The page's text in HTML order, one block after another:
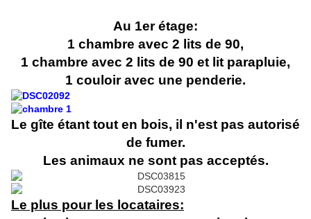
Au 1er étage:
1 chambre avec 2 lits de 90,
1 chambre avec 2 lits de 90 et lit parapluie,
1 couloir avec une penderie.
Le gîte étant tout en bois, il n'est pas autorisé
de fumer.
Les animaux ne sont pas acceptés.
Le plus pour les locataires: